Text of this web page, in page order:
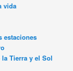
vida
estaciones
Tierra y el Sol